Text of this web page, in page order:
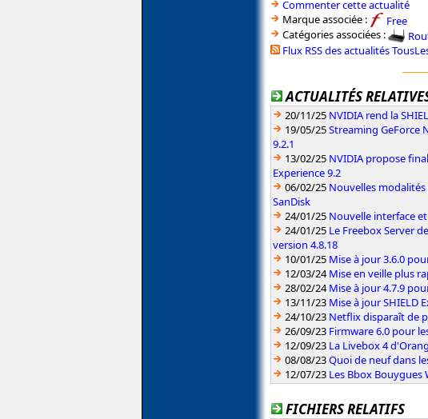
Commenter cette actualité
Marque associée :
Free
Catégories associées :
Flux RSS des actualités
ACTUALITÉS
20/11/25 NVIDIA rend la
19/05/25Streaming GeForce
9.2.1
13/02/25 NVIDIA propose
Experience 9.2
06/02/25 Nouvelles
SanDisk
24/01/25 Nouvelle interface
24/01/25 Le Freebox Server
version 4.8.18
10/01/25 Mise à jour 3.6.0
12/03/24Mise en veille plus
28/02/24Mise à jour 4.7.9
13/11/23 Mise à jour SHIELD
24/10/23 Netflix disparaît de
26/09/23 Firmware 6.0 pour
12/09/23 La Livebox 4
08/08/23Quoi de neuf dans
12/07/23 Les Bbox Bouygues
FICHIERS RELATIFS